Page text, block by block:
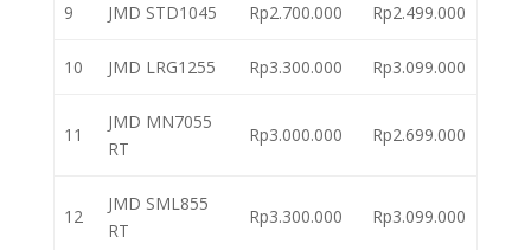
9 JMD STD1045 Rp2.700.000 Rp2.499.000
10 JMD LRG1255 Rp3.300.000 Rp3.099.000
11
JMD MN7055
RT
Rp3.000.000 Rp2.699.000
12
JMD SML855
RT
Rp3.300.000 Rp3.099.000